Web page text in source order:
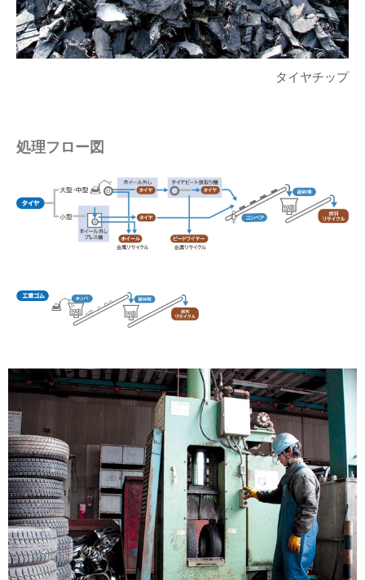
タイヤチップ
処理フロー図